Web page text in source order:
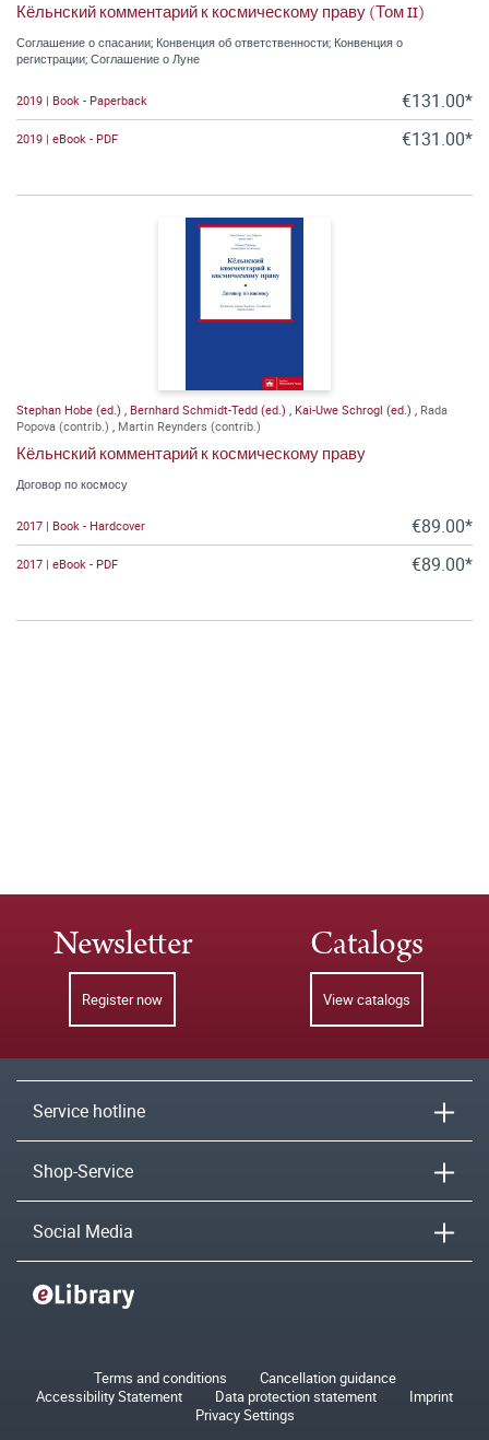
Кёльнский комментарий к космическому праву (Том II)
Соглашение о спасании; Конвенция об ответственности; Конвенция о
регистрации; Соглашение о Луне
2019 | Book - Paperback €131.00*
2019 | eBook - PDF €131.00*
Stephan Hobe (ed.) Bernhard Schmidt-Tedd (ed.) Kai-Uwe Schrogl (ed.)
Rada
Popova (contrib.)
Martin Reynders (contrib.)
Кёльнский комментарий к космическому праву
Договор по космосу
2017 | Book - Hardcover €89.00*
2017 | eBook - PDF €89.00*
Newsletter
Register now
Catalogs
View catalogs
Service hotline
Shop-Service
Social Media
Terms and conditions
Cancellation guidance
Accessibility Statement
Data protection statement
Imprint
Privacy Settings